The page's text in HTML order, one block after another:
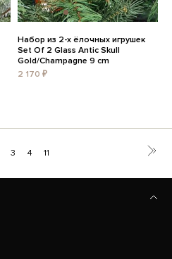
Набор из 2-х ёлочных игрушек
Set Of 2 Glass Antic Skull
Gold/Champagne 9 cm
2 170 ₽
3 4 11